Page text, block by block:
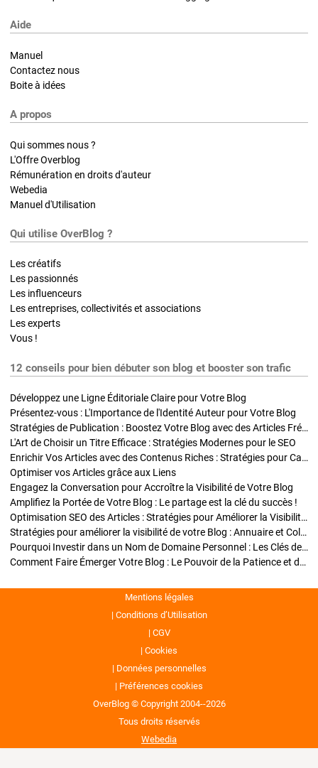
Aide
Manuel
Contactez nous
Boite à idées
A propos
Qui sommes nous ?
L'Offre Overblog
Rémunération en droits d'auteur
Webedia
Manuel d'Utilisation
Qui utilise OverBlog ?
Les créatifs
Les passionnés
Les influenceurs
Les entreprises, collectivités et associations
Les experts
Vous !
12 conseils pour bien débuter son blog et booster son trafic
Développez une Ligne Éditoriale Claire pour Votre Blog
Présentez-vous : L'Importance de l'Identité Auteur pour Votre Blog
Stratégies de Publication : Boostez Votre Blog avec des Articles Fréquents et Exclusifs
L'Art de Choisir un Titre Efficace : Stratégies Modernes pour le SEO
Enrichir Vos Articles avec des Contenus Riches : Stratégies pour Captiver et Optimiser
Optimiser vos Articles grâce aux Liens
Engagez la Conversation pour Accroître la Visibilité de Votre Blog
Amplifiez la Portée de Votre Blog : Le partage est la clé du succès !
Optimisation SEO des Articles : Stratégies pour Améliorer la Visibilité de Votre Blog
Stratégies pour améliorer la visibilité de votre Blog : Annuaire et Collaborations
Pourquoi Investir dans un Nom de Domaine Personnel : Les Clés de la Réussite de Votre Blog
Comment Faire Émerger Votre Blog : Le Pouvoir de la Patience et de la Persévérance
Mentions légales
Conditions d’Utilisation
CGV
Cookies
Données personnelles
Préférences cookies
OverBlog © Copyright 2004--2026
Tous droits réservés
Webedia